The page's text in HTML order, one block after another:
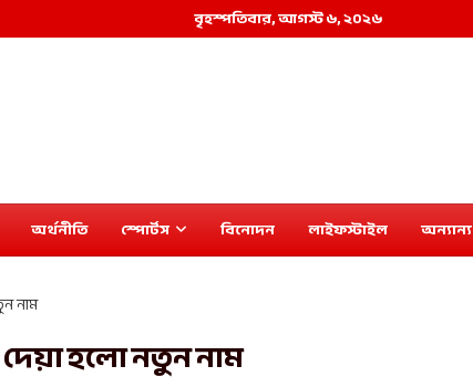
বৃহস্পতিবার, আগস্ট ৬, ২০২৬
অর্থনীতি স্পোর্টস বিনোদন লাইফস্টাইল অন্যান্য
নাম
দেয়া হলো নতুন নাম